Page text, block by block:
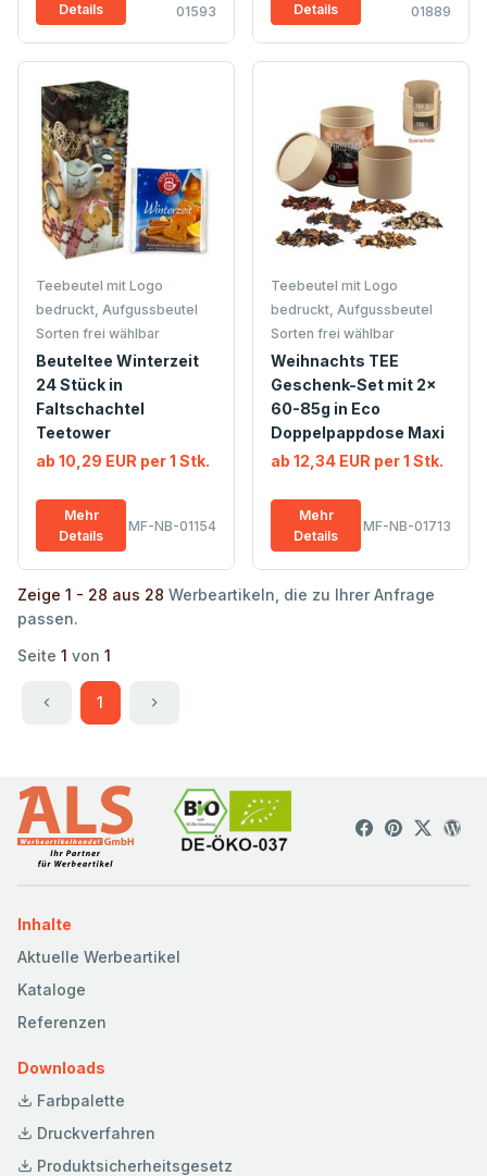
Details
01593
Details
01889
Teebeutel mit Logo
bedruckt, Aufgussbeutel
Sorten frei wählbar
Beuteltee Winterzeit
24 Stück in
Faltschachtel
Teetower
ab 10,29 EUR per 1 Stk.
Mehr
Details
MF-NB-01154
Teebeutel mit Logo
bedruckt, Aufgussbeutel
Sorten frei wählbar
Weihnachts TEE
Geschenk-Set mit 2x
60-85g in Eco
Doppelpappdose Maxi
ab 12,34 EUR per 1 Stk.
Mehr
Details
MF-NB-01713
Zeige 1 - 28 aus 28 Werbeartikeln, die zu Ihrer Anfrage
passen.
Seite 1 von 1
1
Inhalte
Aktuelle Werbeartikel
Kataloge
Referenzen
Downloads
Farbpalette
Druckverfahren
Produktsicherheitsgesetz